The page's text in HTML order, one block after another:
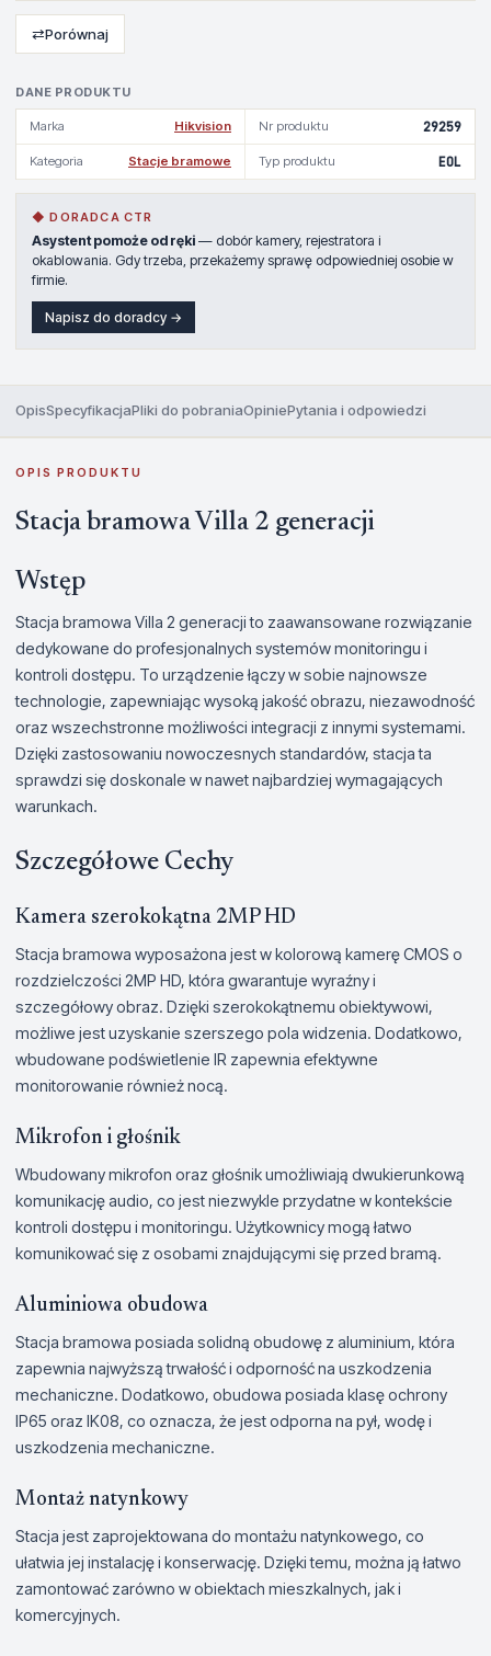
DANE PRODUKTU
Marka Hikvision Nr produktu 29259
Kategoria Stacje bramowe Typ produktu EOL
◆ DORADCA CTR
Asystent pomoże od ręki — dobór kamery, rejestratora i
okablowania. Gdy trzeba, przekażemy sprawę odpowiedniej osobie w
firmie.
Napisz do doradcy →
⇄Porównaj
OpisSpecyfikacjaPliki do pobraniaOpiniePytania i odpowiedzi
OPIS PRODUKTU
Stacja bramowa Villa 2 generacji
Wstęp
Stacja bramowa Villa 2 generacji to zaawansowane rozwiązanie
dedykowane do profesjonalnych systemów monitoringu i
kontroli dostępu. To urządzenie łączy w sobie najnowsze
technologie, zapewniając wysoką jakość obrazu, niezawodność
oraz wszechstronne możliwości integracji z innymi systemami.
Dzięki zastosowaniu nowoczesnych standardów, stacja ta
sprawdzi się doskonale w nawet najbardziej wymagających
warunkach.
Szczegółowe Cechy
Kamera szerokokątna 2MP HD
Stacja bramowa wyposażona jest w kolorową kamerę CMOS o
rozdzielczości 2MP HD, która gwarantuje wyraźny i
szczegółowy obraz. Dzięki szerokokątnemu obiektywowi,
możliwe jest uzyskanie szerszego pola widzenia. Dodatkowo,
wbudowane podświetlenie IR zapewnia efektywne
monitorowanie również nocą.
Mikrofon i głośnik
Wbudowany mikrofon oraz głośnik umożliwiają dwukierunkową
komunikację audio, co jest niezwykle przydatne w kontekście
kontroli dostępu i monitoringu. Użytkownicy mogą łatwo
komunikować się z osobami znajdującymi się przed bramą.
Aluminiowa obudowa
Stacja bramowa posiada solidną obudowę z aluminium, która
zapewnia najwyższą trwałość i odporność na uszkodzenia
mechaniczne. Dodatkowo, obudowa posiada klasę ochrony
IP65 oraz IK08, co oznacza, że jest odporna na pył, wodę i
uszkodzenia mechaniczne.
Montaż natynkowy
Stacja jest zaprojektowana do montażu natynkowego, co
ułatwia jej instalację i konserwację. Dzięki temu, można ją łatwo
zamontować zarówno w obiektach mieszkalnych, jak i
komercyjnych.